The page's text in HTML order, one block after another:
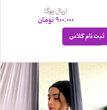
اریال یوگا
900.000تومان
ثبت نام کلاس